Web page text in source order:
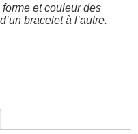
et couleur des
bracelet à l’autre.